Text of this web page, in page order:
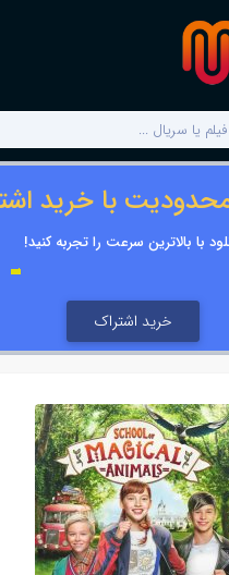
با خرید
با بالاترین سرعت را تجربه کنید!
خرید اشتراک